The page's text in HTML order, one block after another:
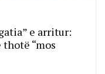
e arritur:
“mos